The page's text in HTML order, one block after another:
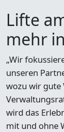
Lifte
mehr
„Wir
unseren
wozu wir gute
wird das
mit und ohne